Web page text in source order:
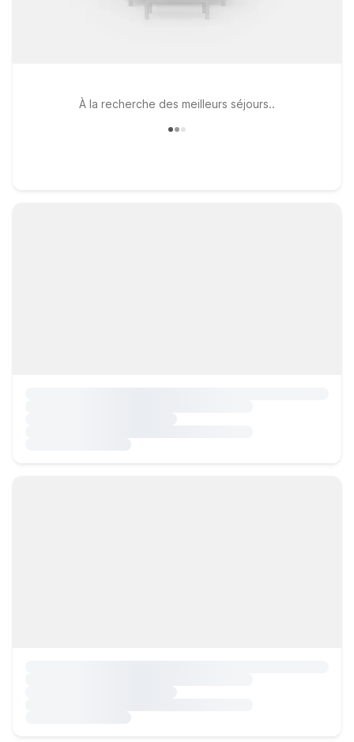
À la recherche des meilleurs séjours..